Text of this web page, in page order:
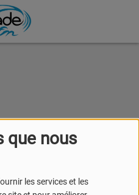
que nous
les services et les
très intéressants et qui